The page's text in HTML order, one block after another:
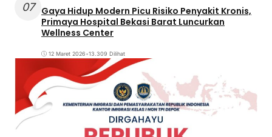
07
Gaya Hidup Modern Picu Risiko Penyakit Kronis,
Primaya Hospital Bekasi Barat Luncurkan
Wellness Center
12 Maret 2026•13.309 Dilihat